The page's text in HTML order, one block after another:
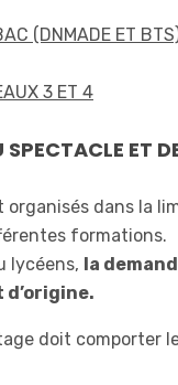
(DNMADE ET
3 ET 4
SPECTACLE ET
organisés dans la
formations.
lycéens, la
d’origine.
doit comporter